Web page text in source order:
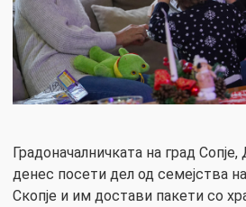
Градоначалничката на град
денес посети дел од семејства
Скопје и им достави пакети со